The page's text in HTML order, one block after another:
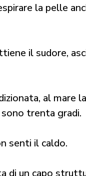
la pelle
il sudore,
al mare
trenta gradi.
senti il caldo.
di un capo